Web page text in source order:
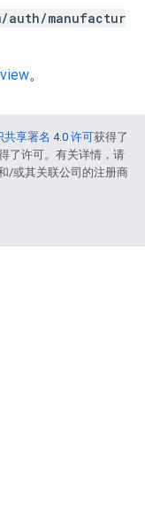
auth/manufactur
。
共享署名 4.0 许可获得了
了许可。有关详情，请
/或其关联公司的注册商